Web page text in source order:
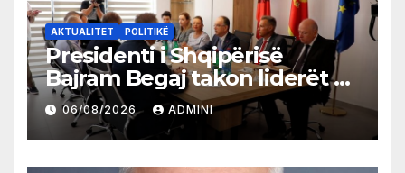
AKTUALITET POLITIKË
Presidenti i Shqipërisë
Bajram Begaj takon liderët e
partive shqiptare në Ulqin
06/08/2026 ADMINI